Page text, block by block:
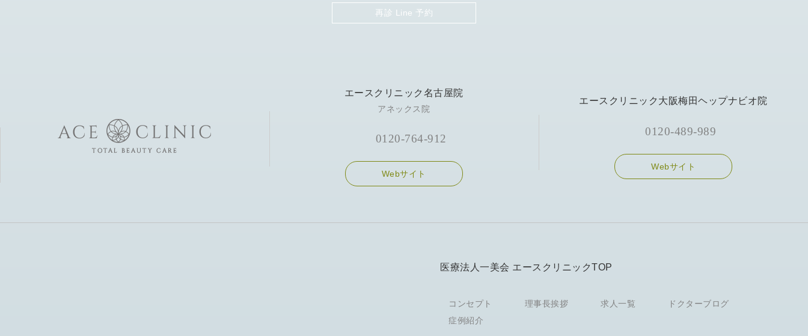
再診 Line 予約
エースクリニック名古屋院
アネックス院
0120-764-912
Webサイト
エースクリニック大阪梅田ヘップナビオ院
0120-489-989
Webサイト
医療法人一美会 エースクリニックTOP
コンセプト 理事長挨拶 求人一覧
ドクターブログ
症例紹介